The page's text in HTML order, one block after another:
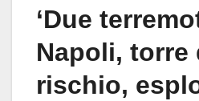
‘Due
Napoli, torre
rischio,